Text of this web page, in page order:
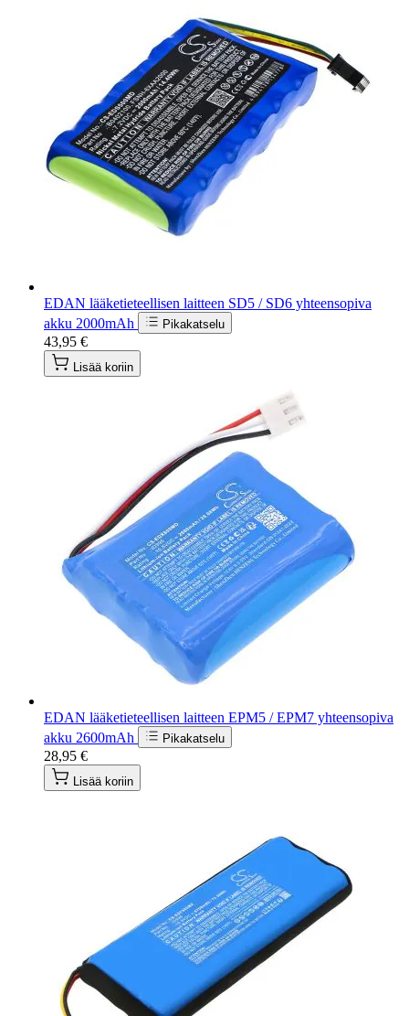
EDAN lääketieteellisen laitteen SD5 / SD6 yhteensopiva
akku 2000mAh
Pikakatselu
43,95 €
Lisää koriin
EDAN lääketieteellisen laitteen EPM5 / EPM7 yhteensopiva
akku 2600mAh
Pikakatselu
28,95 €
Lisää koriin